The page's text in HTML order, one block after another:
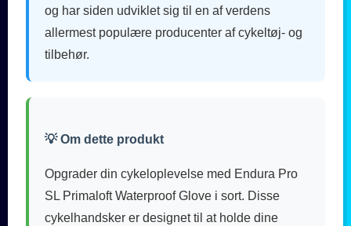
og har siden udviklet sig til en af verdens
allermest populære producenter af cykeltøj- og
tilbehør.
💡 Om dette produkt
Opgrader din cykeloplevelse med Endura Pro
SL Primaloft Waterproof Glove i sort. Disse
cykelhandsker er designet til at holde dine